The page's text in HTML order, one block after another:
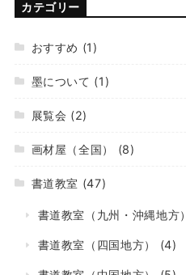
カテゴリー
おすすめ (1)
墨について (1)
展覧会 (2)
画材屋（全国） (8)
書道教室 (47)
書道教室（九州・沖縄地方）
書道教室（四国地方） (4)